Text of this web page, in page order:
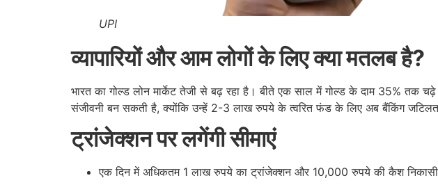
UPI
व्यापारियों और आम लोगों के लिए क्या मतलब है?
भारत का गोल्ड लोन मार्केट तेजी से बढ़ रहा है। बीते एक साल में गोल्ड के दाम 35% तक
संजीवनी बन सकती है, क्योंकि उन्हें 2-3 लाख रुपये के त्वरित फंड के लिए अब बैंकिंग
ट्रांजेक्शन पर लगेंगी सीमाएं
एक दिन में अधिकतम 1 लाख रुपये का ट्रांजेक्शन और 10,000 रुपये की कैश निकासी